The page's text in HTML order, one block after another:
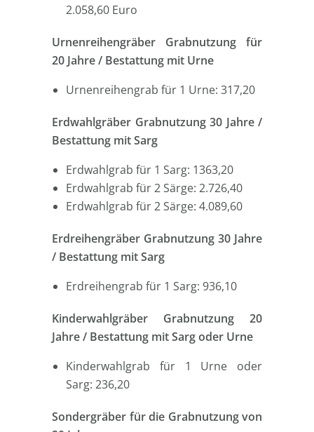
2.058,60 Euro
Urnenreihengräber Grabnutzung für
20 Jahre / Bestattung mit Urne
Urnenreihengrab für 1 Urne: 317,20
Erdwahlgräber Grabnutzung 30 Jahre /
Bestattung mit Sarg
Erdwahlgrab für 1 Sarg: 1363,20
Erdwahlgrab für 2 Särge: 2.726,40
Erdwahlgrab für 2 Särge: 4.089,60
Erdreihengräber Grabnutzung 30 Jahre
/ Bestattung mit Sarg
Erdreihengrab für 1 Sarg: 936,10
Kinderwahlgräber Grabnutzung 20
Jahre / Bestattung mit Sarg oder Urne
Kinderwahlgrab für 1 Urne oder
Sarg: 236,20
Sondergräber für die Grabnutzung von